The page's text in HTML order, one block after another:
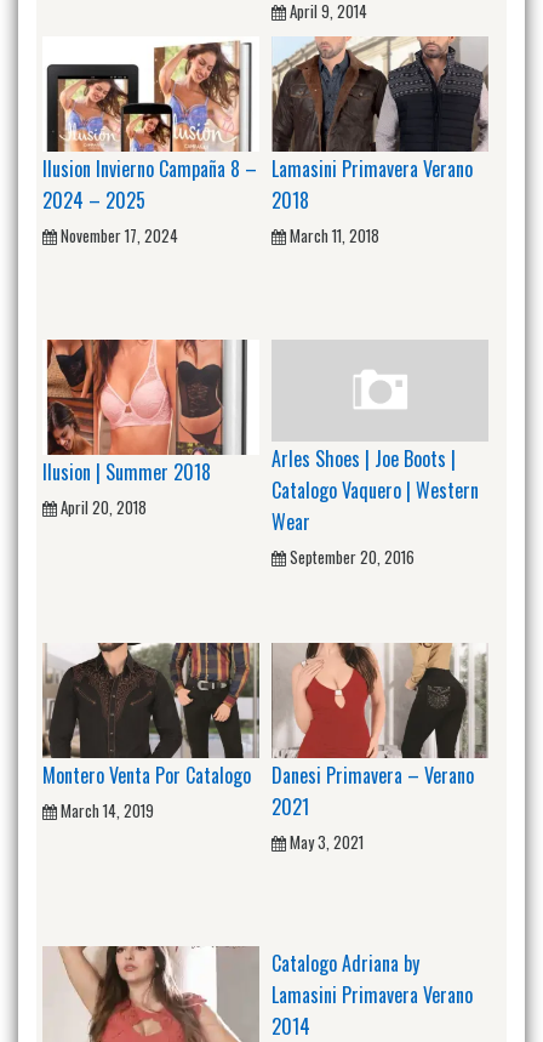
April 9, 2014
Ilusion Invierno Campaña 8 –
2024 – 2025
November 17, 2024
Lamasini Primavera Verano
2018
March 11, 2018
Ilusion | Summer 2018
April 20, 2018
Arles Shoes | Joe Boots |
Catalogo Vaquero | Western
Wear
September 20, 2016
Montero Venta Por Catalogo
March 14, 2019
Danesi Primavera – Verano
2021
May 3, 2021
Catalogo Adriana by
Lamasini Primavera Verano
2014